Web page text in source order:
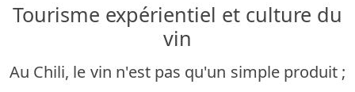
Tourisme expérientiel et culture du
vin
Au Chili, le vin n'est pas qu'un simple produit ;